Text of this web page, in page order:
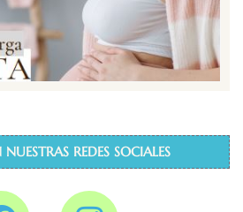
REDES SOCIALES